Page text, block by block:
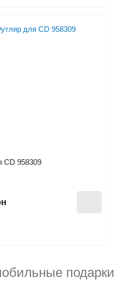
CD 958309
подарки